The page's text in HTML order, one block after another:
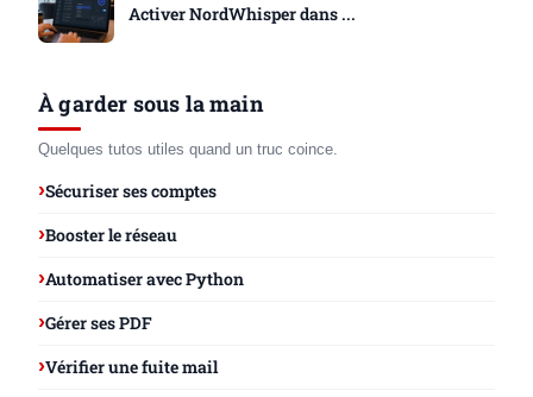
Activer NordWhisper dans ...
À garder sous la main
Quelques tutos utiles quand un truc coince.
Sécuriser ses comptes
Booster le réseau
Automatiser avec Python
Gérer ses PDF
Vérifier une fuite mail